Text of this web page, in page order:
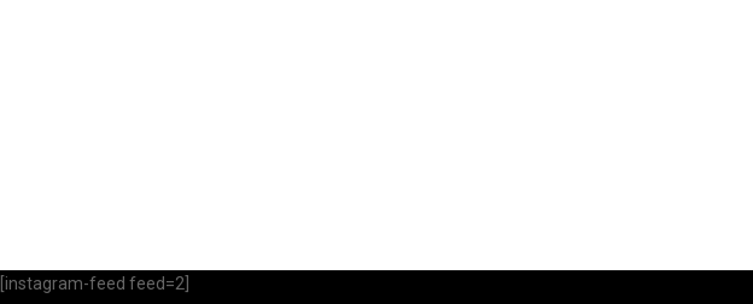
[instagram-feed feed=2]